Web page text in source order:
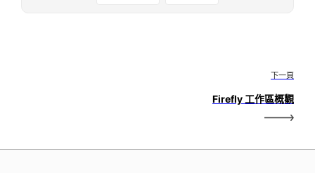
下一頁
Firefly 工作區概觀